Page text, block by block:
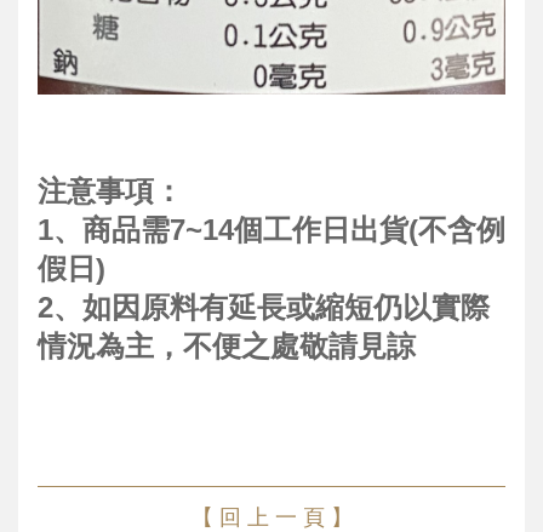
注意事項：
1、 商品需7~14個工作日出貨(不含例
假日)
2、如因原料有延長或縮短仍以實際
情況為主，不便之處敬請見諒
【 回 上 一 頁 】